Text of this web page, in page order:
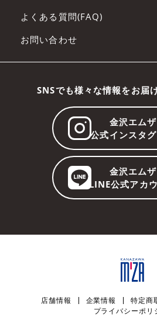
よくある質問(FAQ)
お問い合わせ
SNSでも様々な情報をお届
金沢エムザ
公式インスタ
金沢エムザ
LINE公式アカ
店舗情報 企業情報
特定商
プライバシーポリ